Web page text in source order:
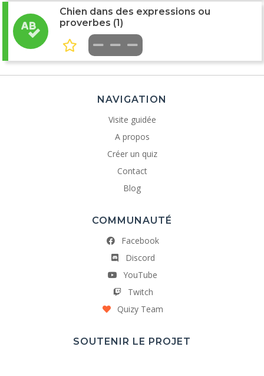
Chien dans des expressions ou
proverbes (1)
NAVIGATION
Visite guidée
A propos
Créer un quiz
Contact
Blog
COMMUNAUTÉ
Facebook
Discord
YouTube
Twitch
Quizy Team
SOUTENIR LE PROJET